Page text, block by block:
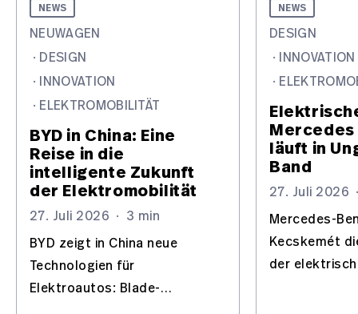
NEWS
NEUWAGEN
· DESIGN
· INNOVATION
· ELEKTROMOBILITÄT
BYD in China: Eine
Reise in die
intelligente Zukunft
der Elektromobilität
27. Juli 2026 · 3 min
BYD zeigt in China neue
Technologien für
Elektroautos: Blade-
NEWS
DESIGN
· INNOVATION
·
Mercedes
läuft in
Band
27. Juli 2026
Mercedes-
Kecskemét
der